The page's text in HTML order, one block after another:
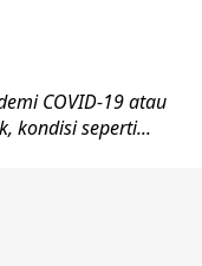
COVID-19 atau
kondisi seperti...